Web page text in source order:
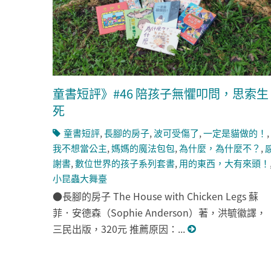
童書短評》#46 陪孩子無懼叩問，思索生
死
童書短評,長腳的房子,波可受傷了,一定是貓做的！ ,
我不想當公主,媽媽的魔法包包,為什麼，為什麼不？ ,
謝書,數位世界的孩子系列套書, 用的東西，大有來頭！
小昆蟲大舞臺
●長腳的房子 The House with Chicken Legs 蘇
菲．安德森（Sophie Anderson）著，洪毓徽譯，
三民出版，320元 推薦原因：...